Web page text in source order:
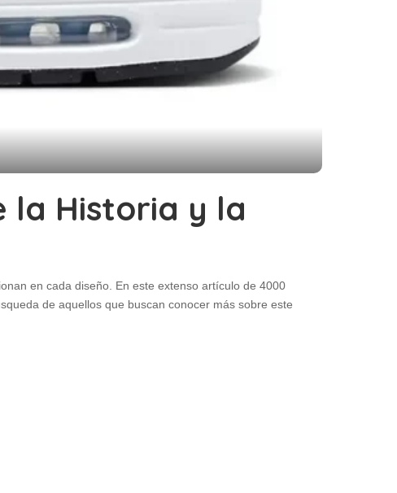
la Historia y la
en cada diseño. En este extenso artículo de 4000
de aquellos que buscan conocer más sobre este